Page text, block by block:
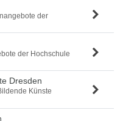
der
der Hochschule
Dresden
Künste